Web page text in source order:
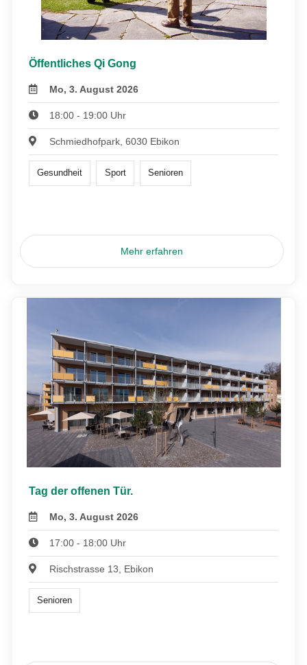
Öffentliches Qi Gong
Mo, 3. August 2026
18:00 - 19:00 Uhr
Schmiedhofpark, 6030 Ebikon
Gesundheit Sport Senioren
Mehr erfahren
Tag der offenen Tür.
Mo, 3. August 2026
17:00 - 18:00 Uhr
Rischstrasse 13, Ebikon
Senioren